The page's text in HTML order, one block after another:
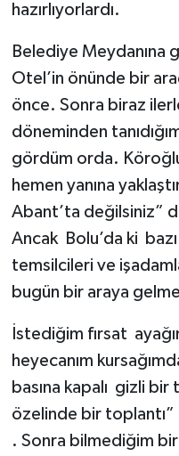
hazırlıyorlardı.
Belediye
Otel’in önünde bir
önce. Sonra biraz
döneminden
gördüm orda.
hemen yanına
Abant’ta değilsiniz”
Ancak Bolu’da ki
temsilcileri ve
bugün bir araya
İstediğim fırsat
heyecanım
basına kapalı gizli
özelinde bir
. Sonra bilmediğim